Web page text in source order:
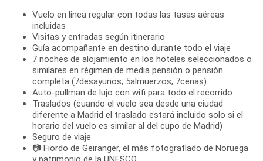
Vuelo en linea regular con todas las tasas aéreas
incluidas
Visitas y entradas según itinerario
Guía acompañante en destino durante todo el viaje
7 noches de alojamiento en los hoteles seleccionados o
similares en régimen de media pensión o pensión
completa (7desayunos, 5almuerzos, 7cenas)
Auto-pullman de lujo con wifi para todo el recorrido
Traslados (cuando el vuelo sea desde una ciudad
diferente a Madrid el traslado estará incluido solo si el
horario del vuelo es similar al del cupo de Madrid)
Seguro de viaje
📷 Fiordo de Geiranger, el más fotografiado de Noruega